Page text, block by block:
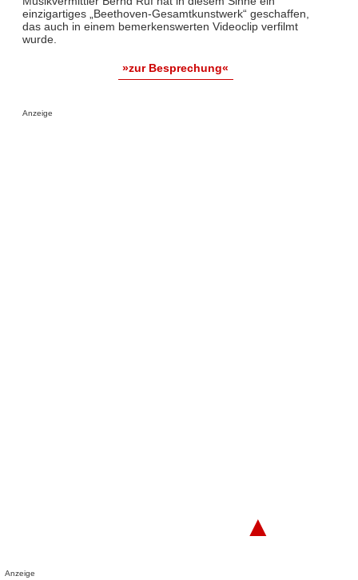
einzigartiges „Beethoven-Gesamtkunstwerk“ geschaffen,
das auch in einem bemerkenswerten Videoclip verfilmt
wurde.
»zur Besprechung«
Anzeige
▲
Anzeige